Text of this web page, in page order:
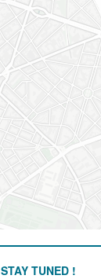
STAY TUNED !